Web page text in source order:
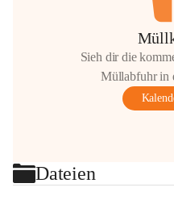
Sieh dir die
Müllabfuhr in
Dateien